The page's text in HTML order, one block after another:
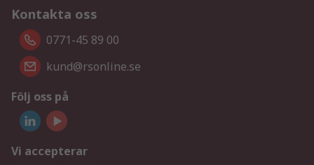
Kontakta oss
0771-45 89 00
kund@rsonline.se
Följ oss på
Vi accepterar